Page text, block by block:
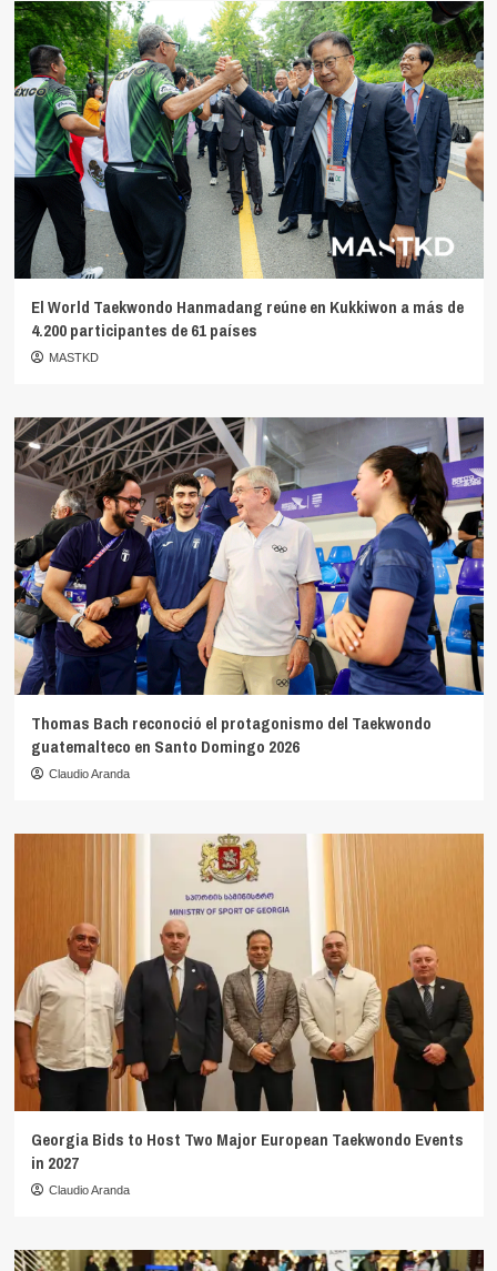
El World Taekwondo Hanmadang reúne en Kukkiwon a más de
4.200 participantes de 61 países
MASTKD
Thomas Bach reconoció el protagonismo del Taekwondo
guatemalteco en Santo Domingo 2026
Claudio Aranda
Georgia Bids to Host Two Major European Taekwondo Events
in 2027
Claudio Aranda